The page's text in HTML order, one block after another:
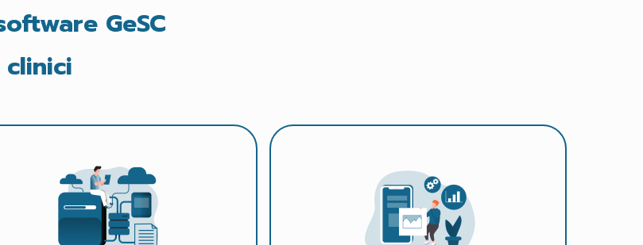
GeSC